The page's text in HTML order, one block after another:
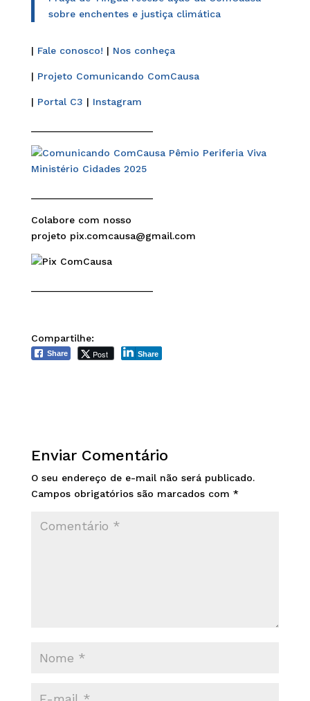
sobre enchentes e justiça climática
| Fale conosco! | Nos conheça
| Projeto Comunicando ComCausa
| Portal C3 | Instagram
Colabore com nosso
projeto pix.comcausa@gmail.com
Compartilhe:
Share Post Share
Enviar Comentário
O seu endereço de e-mail não será publicado.
Campos obrigatórios são marcados com *